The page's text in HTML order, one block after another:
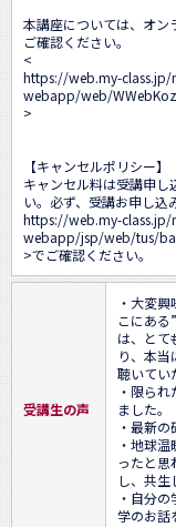
本講座については、オン
ご確認ください。
<
https://web.my-
webapp/web/
>
【キャンセルポリシー】
キャンセル料は受講申し
い。必ず、受講お申し
https://web.my-
webapp/jsp/web/tus/
>でご確認ください。
受講生の声
・大変
こにあ
は、とて
り、本
聴いてい
・限ら
ました。
・最新
・地球
ったと思
し、共生
・自分
学のお話